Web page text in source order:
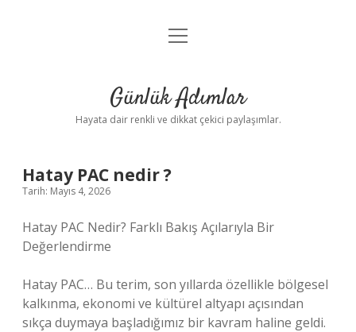
Anasayfa
Yasal Uyarı
menüyü
Günlük Adımlar
Hayata dair renkli ve dikkat çekici paylaşımlar.
Hatay PAC nedir ?
Tarih: Mayıs 4, 2026
Hatay PAC Nedir? Farklı Bakış Açılarıyla Bir
Değerlendirme
Hatay PAC… Bu terim, son yıllarda özellikle bölgesel
kalkınma, ekonomi ve kültürel altyapı açısından
sıkça duymaya başladığımız bir kavram haline geldi.